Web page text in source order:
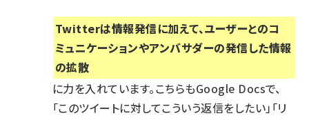
Twitterは情報発信に加えて、ユーザーとのコ
ミュニケーションやアンバサダーの発信した情報
の拡散
に力を入れています。こちらもGoogle Docsで、
「このツイートに対してこういう返信をしたい」「リ